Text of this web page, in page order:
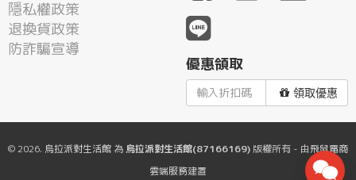
隱私權政策
退換貨政策
防詐騙宣導
優惠領取
領取優惠
© 2026. 烏拉派對生活館 為 烏拉派對生活館(87166169)版權所有 - 由飛鼠電商
雲端服務建置